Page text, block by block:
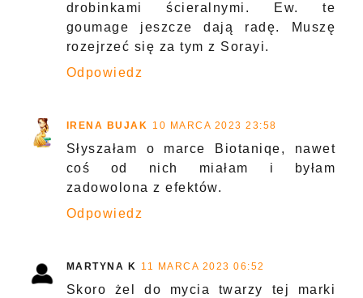
drobinkami ścieralnymi. Ew. te
goumage jeszcze dają radę. Muszę
rozejrzeć się za tym z Sorayi.
Odpowiedz
IRENA BUJAK 10 MARCA 2023 23:58
Słyszałam o marce Biotaniqe, nawet
coś od nich miałam i byłam
zadowolona z efektów.
Odpowiedz
MARTYNA K 11 MARCA 2023 06:52
Skoro żel do mycia twarzy tej marki